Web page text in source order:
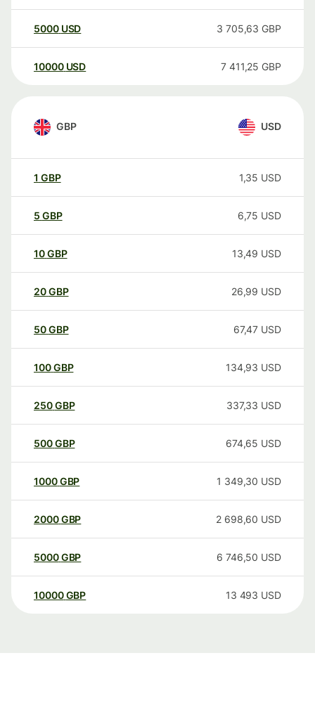
5000 USD 3 705,63 GBP
10000 USD 7 411,25 GBP
GBP USD
1 GBP 1,35 USD
5 GBP 6,75 USD
10GBP 13,49 USD
20GBP 26,99 USD
50GBP 67,47 USD
100GBP 134,93 USD
250GBP 337,33 USD
500GBP 674,65 USD
1000GBP 1 349,30 USD
2000GBP 2 698,60 USD
5000GBP 6 746,50 USD
10000 GBP 13 493 USD